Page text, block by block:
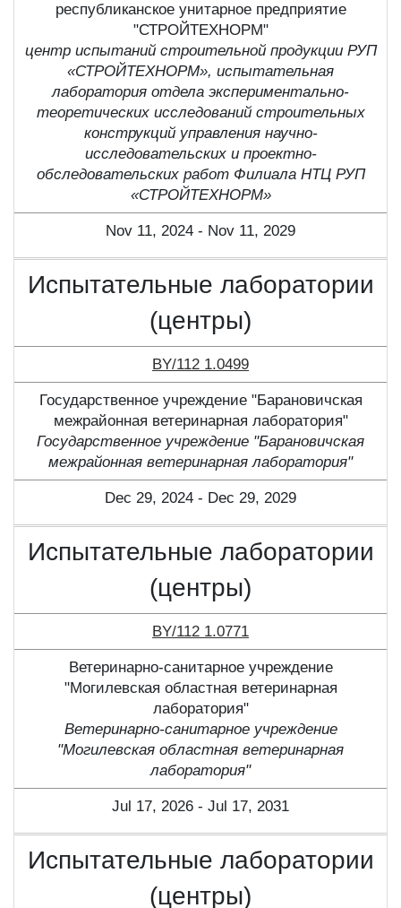
республиканское унитарное предприятие
"СТРОЙТЕХНОРМ"
центр испытаний строительной продукции РУП
«СТРОЙТЕХНОРМ», испытательная
лаборатория отдела экспериментально-
теоретических исследований строительных
конструкций управления научно-
исследовательских и проектно-
обследовательских работ Филиала НТЦ РУП
«СТРОЙТЕХНОРМ»
Nov 11, 2024 - Nov 11, 2029
Испытательные лаборатории
(центры)
BY/112 1.0499
Государственное учреждение "Барановичская
межрайонная ветеринарная лаборатория"
Государственное учреждение "Барановичская
межрайонная ветеринарная лаборатория"
Dec 29, 2024 - Dec 29, 2029
Испытательные лаборатории
(центры)
BY/112 1.0771
Ветеринарно-санитарное учреждение
"Могилевская областная ветеринарная
лаборатория"
Ветеринарно-санитарное учреждение
"Могилевская областная ветеринарная
лаборатория"
Jul 17, 2026 - Jul 17, 2031
Испытательные лаборатории
(центры)